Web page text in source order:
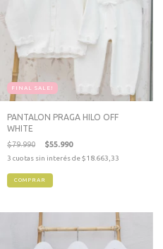
FINAL SALE!
PANTALON PRAGA HILO OFF
WHITE
$79.990 $55.990
3 cuotas sin interés de$18.663,33
COMPRAR